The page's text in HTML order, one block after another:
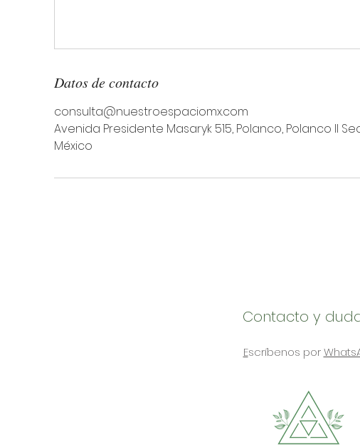
Datos de contacto
consulta@nuestroespaciomx.com
Avenida Presidente Masaryk 515, Polanco, Polanco II
México
Contacto y
Escríbenos por